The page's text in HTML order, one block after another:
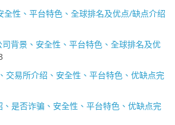
性、平台特色、全球排名及优点/缺点介绍
背景、安全性、平台特色、全球排名及优
交易所介绍、安全性、平台特色、优缺点完
是否诈骗、安全性、平台特色、优缺点完